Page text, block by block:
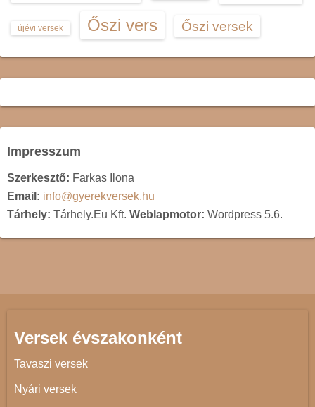
újévi versek Őszi vers Őszi versek
Impresszum
Szerkesztő: Farkas Ilona
Email: info@gyerekversek.hu
Tárhely: Tárhely.Eu Kft. Weblapmotor: Wordpress 5.6.
Versek évszakonként
Tavaszi versek
Nyári versek